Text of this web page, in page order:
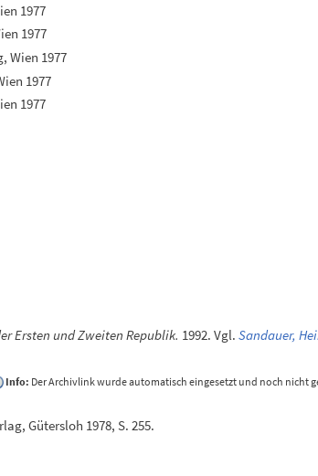
1977
1977
Wien 1977
1977
1977
Ersten und Zweiten Republik. 1992. Vgl. Sandauer,
Info: Der Archivlink wurde automatisch eingesetzt und noch nicht
Gütersloh 1978, S. 255.